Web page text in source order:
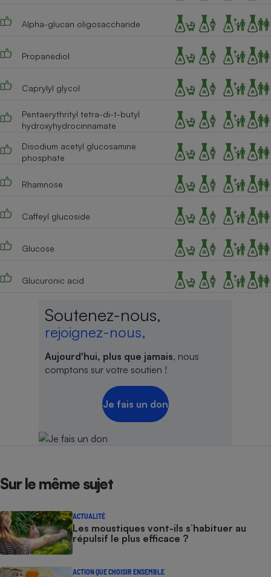
Alpha-glucan oligosaccharide
Propanediol
Caprylyl glycol
Pentaerythrityl tetra-di-t-butyl
hydroxyhydrocinnamate
Disodium acetyl glucosamine
phosphate
Rhamnose
Caffeyl glucoside
Glucose
Glucuronic acid
Soutenez-nous,
rejoignez-nous,
Aujourd'hui, plus que jamais, nous
comptons sur votre soutien !
Je fais un don
Sur le même sujet
ACTUALITÉ
Les moustiques vont-ils s’habituer au
répulsif le plus efficace ?
ACTION QUE CHOISIR ENSEMBLE